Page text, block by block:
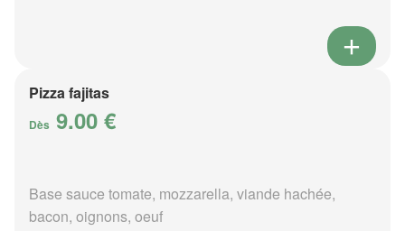
Pizza fajitas
Dès 9.00 €
Base sauce tomate, mozzarella, viande hachée,
bacon, oignons, oeuf